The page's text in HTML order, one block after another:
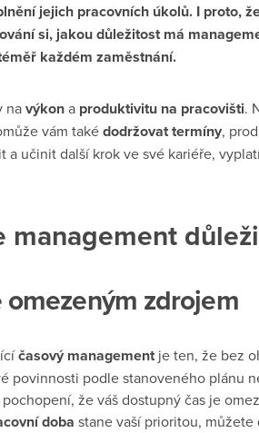
jejich pracovních úkolů. I proto,
si, jakou důležitost má
každém zaměstnání.
navýkona produktivitu na pracovišti.
vám takédodržovat termíny,
učinit další krok ve své kariéře,
management
omezeným zdrojem
časový managementje ten, že bez
povinnosti podle stanoveného plánu
že váš dostupný čas je
doba stane vaší prioritou, můžete